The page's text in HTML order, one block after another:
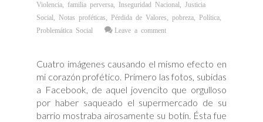
Violencia
familia perversa Inseguridad Nacional
Justicia
Social
Notas proféticas Pérdida de Valores ,pobreza Política
Problemática Social
Leave a comment
Cuatro imágenes causando el mismo efecto en
mi corazón profético. Primero las fotos, subidas
a Facebook, de aquel jovencito que orgulloso
por haber saqueado el supermercado de su
barrio mostraba airosamente su botín. Ésta fue